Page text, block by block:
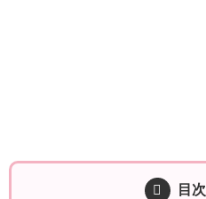
目次